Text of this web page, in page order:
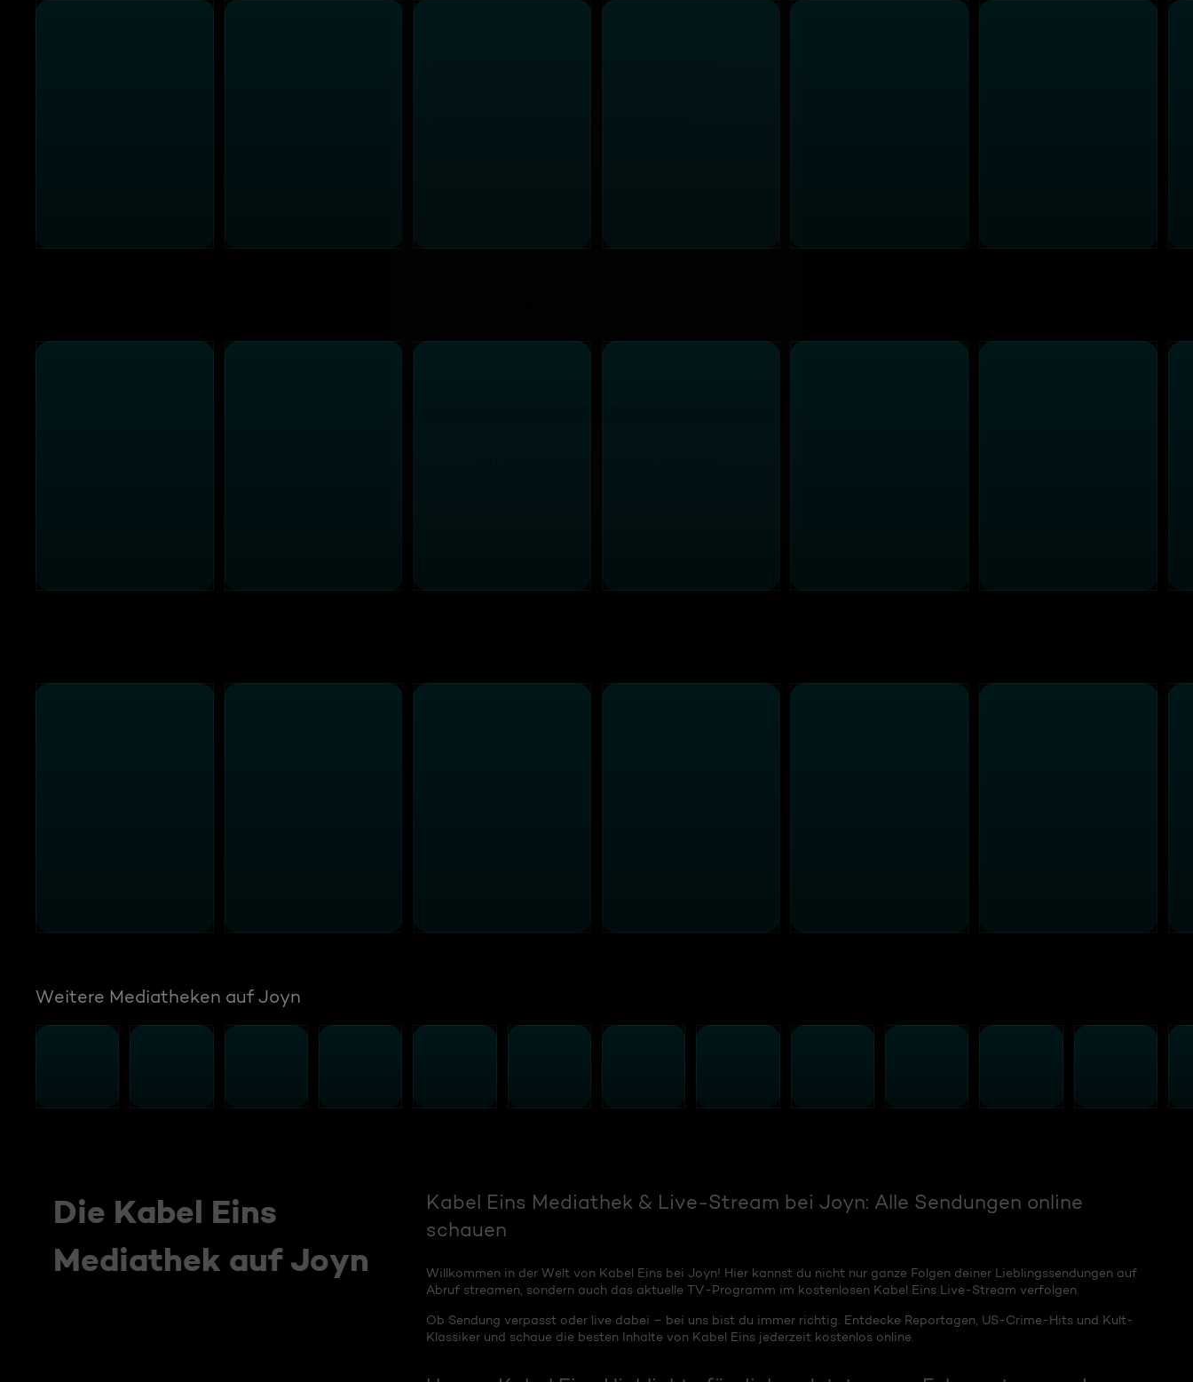
Weitere Mediatheken auf Joyn
Die Kabel Eins
Mediathek auf Joyn
Kabel Eins Mediathek & Live-Stream bei Joyn: Alle Sendungen online
schauen
Willkommen in der Welt von Kabel Eins bei Joyn! Hier kannst du nicht nur ganze Folgen deiner Lieblingssendungen auf
Abruf streamen, sondern auch das aktuelle TV-Programm im kostenlosen Kabel Eins Live-Stream verfolgen.
Ob Sendung verpasst oder live dabei – bei uns bist du immer richtig. Entdecke Reportagen, US-Crime-Hits und Kult-
Klassiker und schaue die besten Inhalte von Kabel Eins jederzeit kostenlos online.